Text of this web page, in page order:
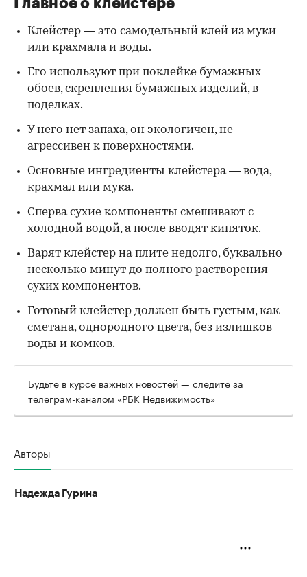
Главное о клейстере
Клейстер — это самодельный клей из муки
или крахмала и воды.
Его используют при поклейке бумажных
обоев, скрепления бумажных изделий, в
поделках.
У него нет запаха, он экологичен, не
агрессивен к поверхностями.
Основные ингредиенты клейстера — вода,
крахмал или мука.
Сперва сухие компоненты смешивают с
холодной водой, а после вводят кипяток.
Варят клейстер на плите недолго, буквально
несколько минут до полного растворения
сухих компонентов.
Готовый клейстер должен быть густым, как
сметана, однородного цвета, без излишков
воды и комков.
Будьте в курсе важных новостей — следите за
телеграм-каналом «РБК Недвижимость»
Авторы
Надежда Гурина